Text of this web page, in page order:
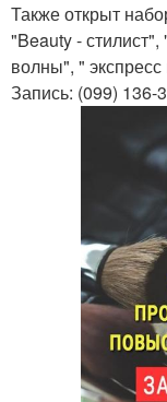
Также открыт
"Beauty -
волны", "
Запись: (099) 136-